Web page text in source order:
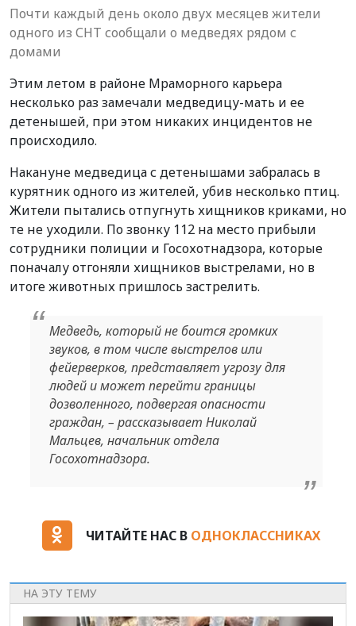
Почти каждый день около двух месяцев жители
одного из СНТ сообщали о медведях рядом с
домами
Этим летом в районе Мраморного карьера
несколько раз замечали медведицу-мать и ее
детенышей, при этом никаких инцидентов не
происходило.
Накануне медведица с детенышами забралась в
курятник одного из жителей, убив несколько птиц.
Жители пытались отпугнуть хищников криками, но
те не уходили. По звонку 112 на место прибыли
сотрудники полиции и Госохотнадзора, которые
поначалу отгоняли хищников выстрелами, но в
итоге животных пришлось застрелить.
Медведь, который не боится громких
звуков, в том числе выстрелов или
фейерверков, представляет угрозу для
людей и может перейти границы
дозволенного, подвергая опасности
граждан, – рассказывает Николай
Мальцев, начальник отдела
Госохотнадзора.
ЧИТАЙТЕ НАС В ОДНОКЛАССНИКАХ
НА ЭТУ ТЕМУ